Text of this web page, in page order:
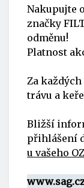
Nakupujte
značky
odměnu!
Platnost
Za každých
trávu a
Bližší
přihlášení
u vašeho